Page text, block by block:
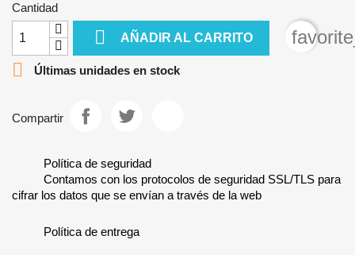
Cantidad
 AÑADIR AL CARRITO

Últimas unidades en stock
Compartir
Política de seguridad
Contamos con los protocolos de seguridad SSL/TLS para
cifrar los datos que se envían a través de la web
Política de entrega